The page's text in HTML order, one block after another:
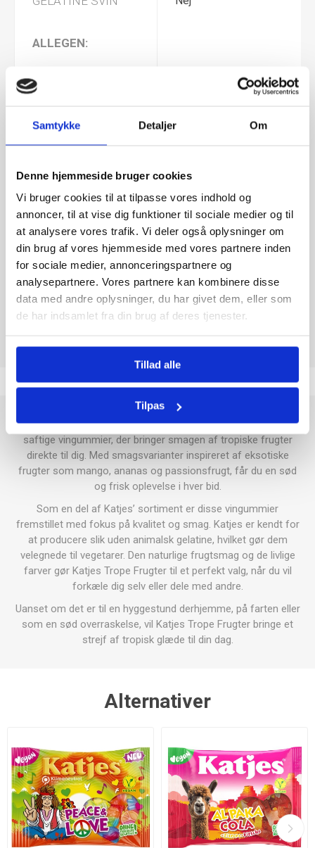
Samtykke Detaljer Om
Denne hjemmeside bruger cookies
Vi bruger cookies til at tilpasse vores indhold og
annoncer, til at vise dig funktioner til sociale medier og til
at analysere vores trafik. Vi deler også oplysninger om
din brug af vores hjemmeside med vores partnere inden
for sociale medier, annonceringspartnere og
analysepartnere. Vores partnere kan kombinere disse
data med andre oplysninger, du har givet dem, eller som
de har indsamlet fra din brug af deres tjenester.
Tillad alle
Tilpas
ALLEGEN:
MÆLK
GLUTEN Nej
SOYA Nej
NØDDER Nej
JORDNØDDER Nej
Tolkode 17049065
Katjes Trope Frugter er en farverig blanding af bløde og
saftige vingummier, der bringer smagen af tropiske frugter
direkte til dig. Med smagsvarianter inspireret af eksotiske
frugter som mango, ananas og passionsfrugt, får du en sød
og frisk oplevelse i hver bid.
Som en del af Katjes’ sortiment er disse vingummier
fremstillet med fokus på kvalitet og smag. Katjes er kendt for
at producere slik uden animalsk gelatine, hvilket gør dem
velegnede til vegetarer. Den naturlige frugtsmag og de livlige
farver gør Katjes Trope Frugter til et perfekt valg, når du vil
forkæle dig selv eller dele med andre.
Uanset om det er til en hyggestund derhjemme, på farten eller
som en sød overraskelse, vil Katjes Trope Frugter bringe et
strejf af tropisk glæde til din dag.
Alternativer